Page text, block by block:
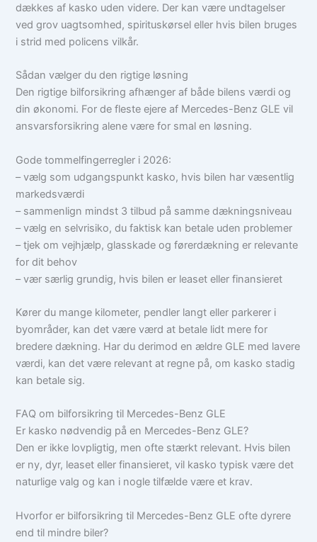
dækkes af kasko uden videre. Der kan være undtagelser
ved grov uagtsomhed, spirituskørsel eller hvis bilen bruges
i strid med policens vilkår.
Sådan vælger du den rigtige løsning
Den rigtige bilforsikring afhænger af både bilens værdi og
din økonomi. For de fleste ejere af Mercedes-Benz GLE vil
ansvarsforsikring alene være for smal en løsning.
Gode tommelfingerregler i 2026:
– vælg som udgangspunkt kasko, hvis bilen har væsentlig
markedsværdi
– sammenlign mindst 3 tilbud på samme dækningsniveau
– vælg en selvrisiko, du faktisk kan betale uden problemer
– tjek om vejhjælp, glasskade og førerdækning er relevante
for dit behov
– vær særlig grundig, hvis bilen er leaset eller finansieret
Kører du mange kilometer, pendler langt eller parkerer i
byområder, kan det være værd at betale lidt mere for
bredere dækning. Har du derimod en ældre GLE med lavere
værdi, kan det være relevant at regne på, om kasko stadig
kan betale sig.
FAQ om bilforsikring til Mercedes-Benz GLE
Er kasko nødvendig på en Mercedes-Benz GLE?
Den er ikke lovpligtig, men ofte stærkt relevant. Hvis bilen
er ny, dyr, leaset eller finansieret, vil kasko typisk være det
naturlige valg og kan i nogle tilfælde være et krav.
Hvorfor er bilforsikring til Mercedes-Benz GLE ofte dyrere
end til mindre biler?